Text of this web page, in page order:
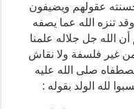
عقولهم ويضيفون
تنزه الله عما يصفه
أن الله جل جلاله علمنا
من غير فلسفة ولا نقاش
صلى الله عليه
لله الولد بقوله :